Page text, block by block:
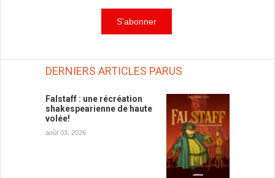
DERNIERS ARTICLES PARUS
Falstaff : une récréation
shakespearienne de haute
volée!
août 03, 2026